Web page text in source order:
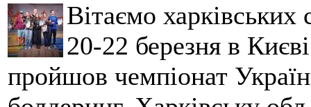
Вітаємо
20-22 березня в
пройшов чемпіонат